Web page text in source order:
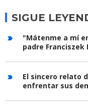
SIGUE
"Mátenme a mí
padre Franciszek
El sincero relato
enfrentar sus